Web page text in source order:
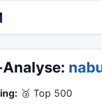
🥉 Top 500